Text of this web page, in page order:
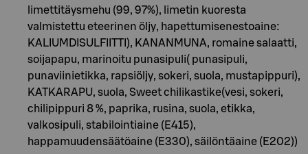
limettitäysmehu (99, 97%), limetin kuoresta
valmistettu eteerinen öljy, hapettumisenestoaine:
KALIUMDISULFIITTI), KANANMUNA, romaine salaatti,
soijapapu, marinoitu punasipuli( punasipuli,
punaviinietikka, rapsiöljy, sokeri, suola, mustapippuri),
KATKARAPU, suola, Sweet chilikastike(vesi, sokeri,
chilipippuri 8 %, paprika, rusina, suola, etikka,
valkosipuli, stabilointiaine (E415),
happamuudensäätöaine (E330), säilöntäaine (E202))